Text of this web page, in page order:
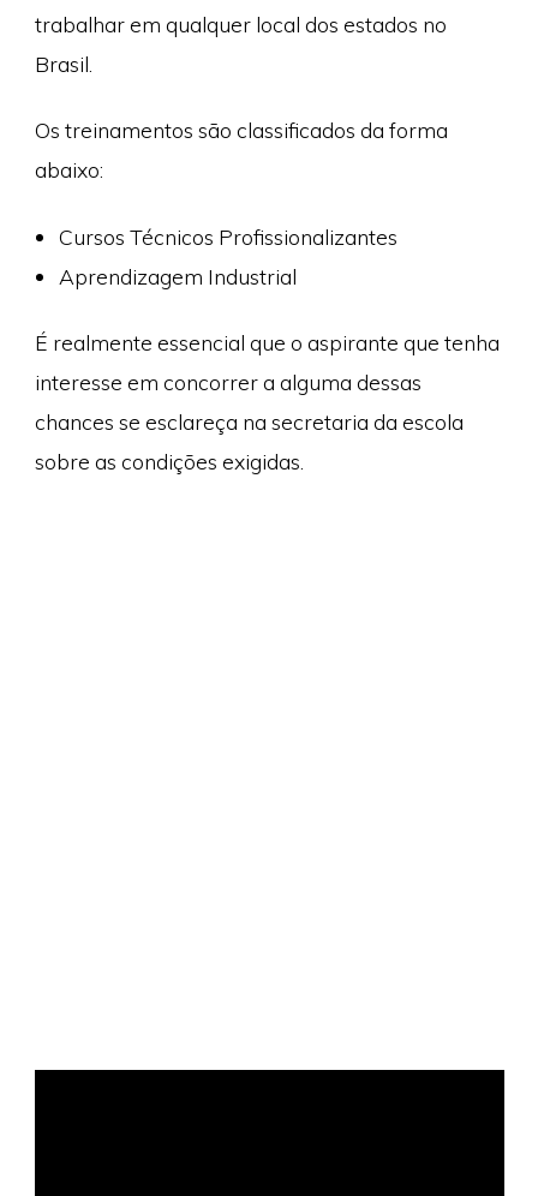
trabalhar em qualquer local dos estados no
Brasil.
Os treinamentos são classificados da forma
abaixo:
Cursos Técnicos Profissionalizantes
Aprendizagem Industrial
É realmente essencial que o aspirante que tenha
interesse em concorrer a alguma dessas
chances se esclareça na secretaria da escola
sobre as condições exigidas.